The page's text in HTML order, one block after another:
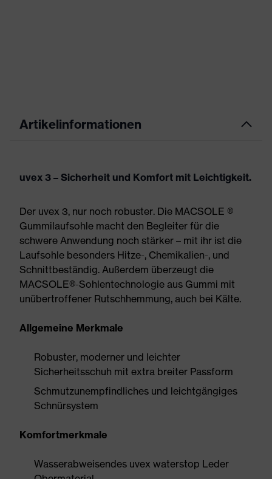
Artikelinformationen
uvex 3 – Sicherheit und Komfort mit Leichtigkeit.
Der uvex 3, nur noch robuster. Die MACSOLE ®
Gummilaufsohle macht den Begleiter für die
schwere Anwendung noch stärker – mit ihr ist die
Laufsohle besonders Hitze-, Chemikalien-, und
Schnittbeständig. Außerdem überzeugt die
MACSOLE®-Sohlentechnologie aus Gummi mit
unübertroffener Rutschhemmung, auch bei Kälte.
Allgemeine Merkmale
Robuster, moderner und leichter
Sicherheitsschuh mit extra breiter Passform
Schmutzunempfindliches und leichtgängiges
Schnürsystem
Komfortmerkmale
Wasserabweisendes uvex waterstop Leder